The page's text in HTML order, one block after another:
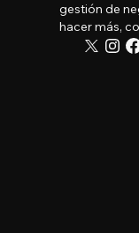
gestión de
hacer más,